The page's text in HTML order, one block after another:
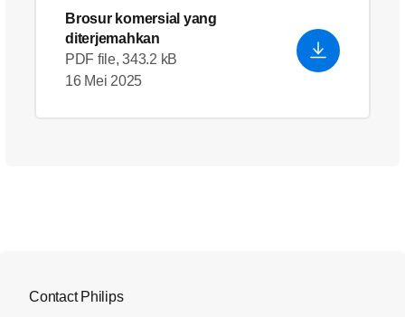
Brosur komersial yang
diterjemahkan
PDF file, 343.2 kB
16 Mei 2025
Contact Philips